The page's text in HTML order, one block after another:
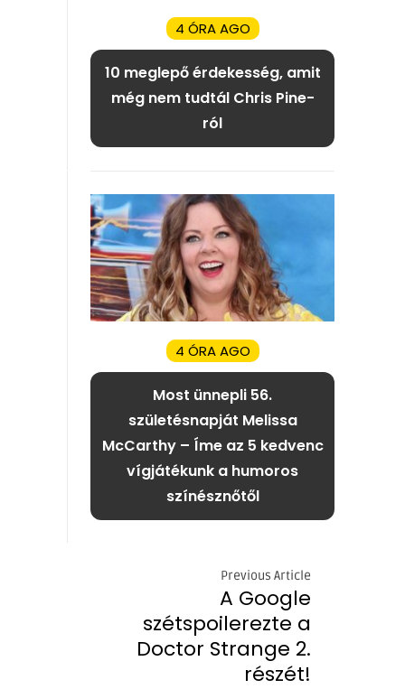
4 ÓRA AGO
10 meglepő érdekesség, amit
még nem tudtál Chris Pine-
ról
4 ÓRA AGO
Most ünnepli 56.
születésnapját Melissa
McCarthy – Íme az 5 kedvenc
vígjátékunk a humoros
színésznőtől
Previous Article
A Google
szétspoilerezte a
Doctor Strange 2.
részét!